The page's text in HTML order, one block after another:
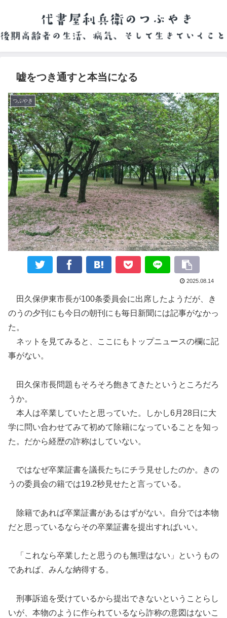
嘘をつき通すと本当になる
つぶやき
2025.08.14
田久保伊東市長が100条委員会に出席したようだが、き
のうの夕刊にも今日の朝刊にも毎日新聞には記事がなかっ
た。
ネットを見てみると、ここにもトップニュースの欄に記
事がない。
田久保市長問題もそろそろ飽きてきたというところだろ
うか。
本人は卒業していたと思っていた。しかし6月28日に大
学に問い合わせてみて初めて除籍になっていることを知っ
た。だから経歴の詐称はしていない。
ではなぜ卒業証書を議長たちにチラ見せしたのか。きの
うの委員会の籍では19.2秒見せたと言っている。
除籍であれば卒業証書があるはずがない。自分では本物
だと思っているならその卒業証書を提出すればいい。
「これなら卒業したと思うのも無理はない」というもの
であれば、みんな納得する。
刑事訴追を受けているから提出できないということらし
いが、本物のように作られているなら詐称の意図はないこ